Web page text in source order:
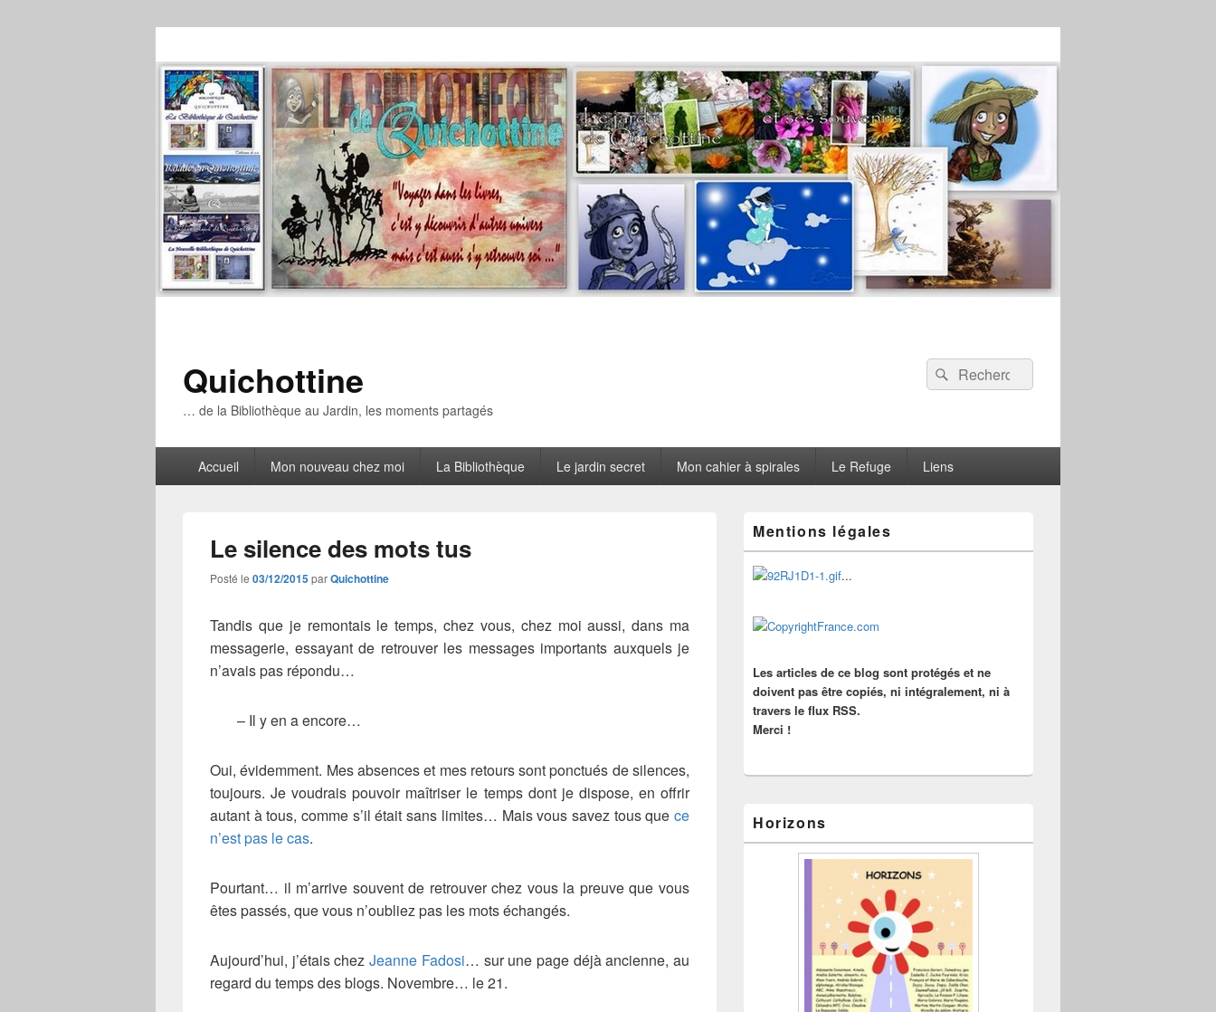
Quichottine
… de la Bibliothèque au Jardin, les moments partagés
Recherche :
Rechercher
principalAccueil Mon nouveau chez moi La Bibliothèque Le jardin secret Mon cahier à spirales Le Refuge Liens
Le silence des mots tus
Posté le 03/12/2015parQuichottine
Tandis que je remontais le temps, chez vous, chez moi aussi, dans ma
messagerie, essayant de retrouver les messages importants auxquels je
n’avais pas répondu…
– Il y en a encore…
Oui, évidemment. Mes absences et mes retours sont ponctués de silences,
toujours. Je voudrais pouvoir maîtriser le temps dont je dispose, en offrir
autant à tous, comme s’il était sans limites… Mais vous savez tous que ce
n’est pas le cas.
Pourtant… il m’arrive souvent de retrouver chez vous la preuve que vous
êtes passés, que vous n’oubliez pas les mots échangés.
Aujourd’hui, j’étais chezJeanne Fadosi… sur une page déjà ancienne, au
regard du temps des blogs. Novembre… le 21.
principale
de
widget
pour
barre
latérale
Mentions légales
...
Les articles de ce blog sont protégés et ne
doivent pas être copiés, ni intégralement, ni à
travers le flux RSS.
Merci !
Horizons